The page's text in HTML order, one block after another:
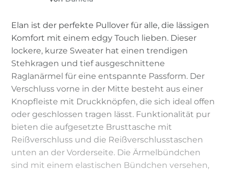
Elan ist der perfekte Pullover für alle, die lässigen
Komfort mit einem edgy Touch lieben. Dieser
lockere, kurze Sweater hat einen trendigen
Stehkragen und tief ausgeschnittene
Raglanärmel für eine entspannte Passform. Der
Verschluss vorne in der Mitte besteht aus einer
Knopfleiste mit Druckknöpfen, die sich ideal offen
oder geschlossen tragen lässt. Funktionalität pur
bieten die aufgesetzte Brusttasche mit
Reißverschluss und die Reißverschlusstaschen
unten an der Vorderseite. Die Ärmelbündchen
sind mit einem elastischen Bündchen versehen,